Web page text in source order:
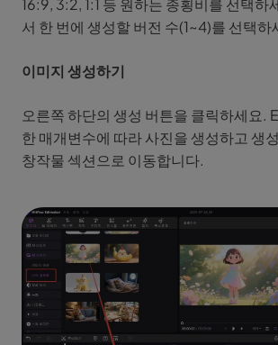
16:9, 3:2, 1:1 등 원하는 종횡비를 선택하
서 한 번에 생성할 버전 수(1~4)를 선택하
이미지 생성하기
오른쪽 하단의 생성 버튼을 클릭하세요.
한 매개변수에 따라 사진을 생성하고 생
창작물 섹션으로 이동합니다.